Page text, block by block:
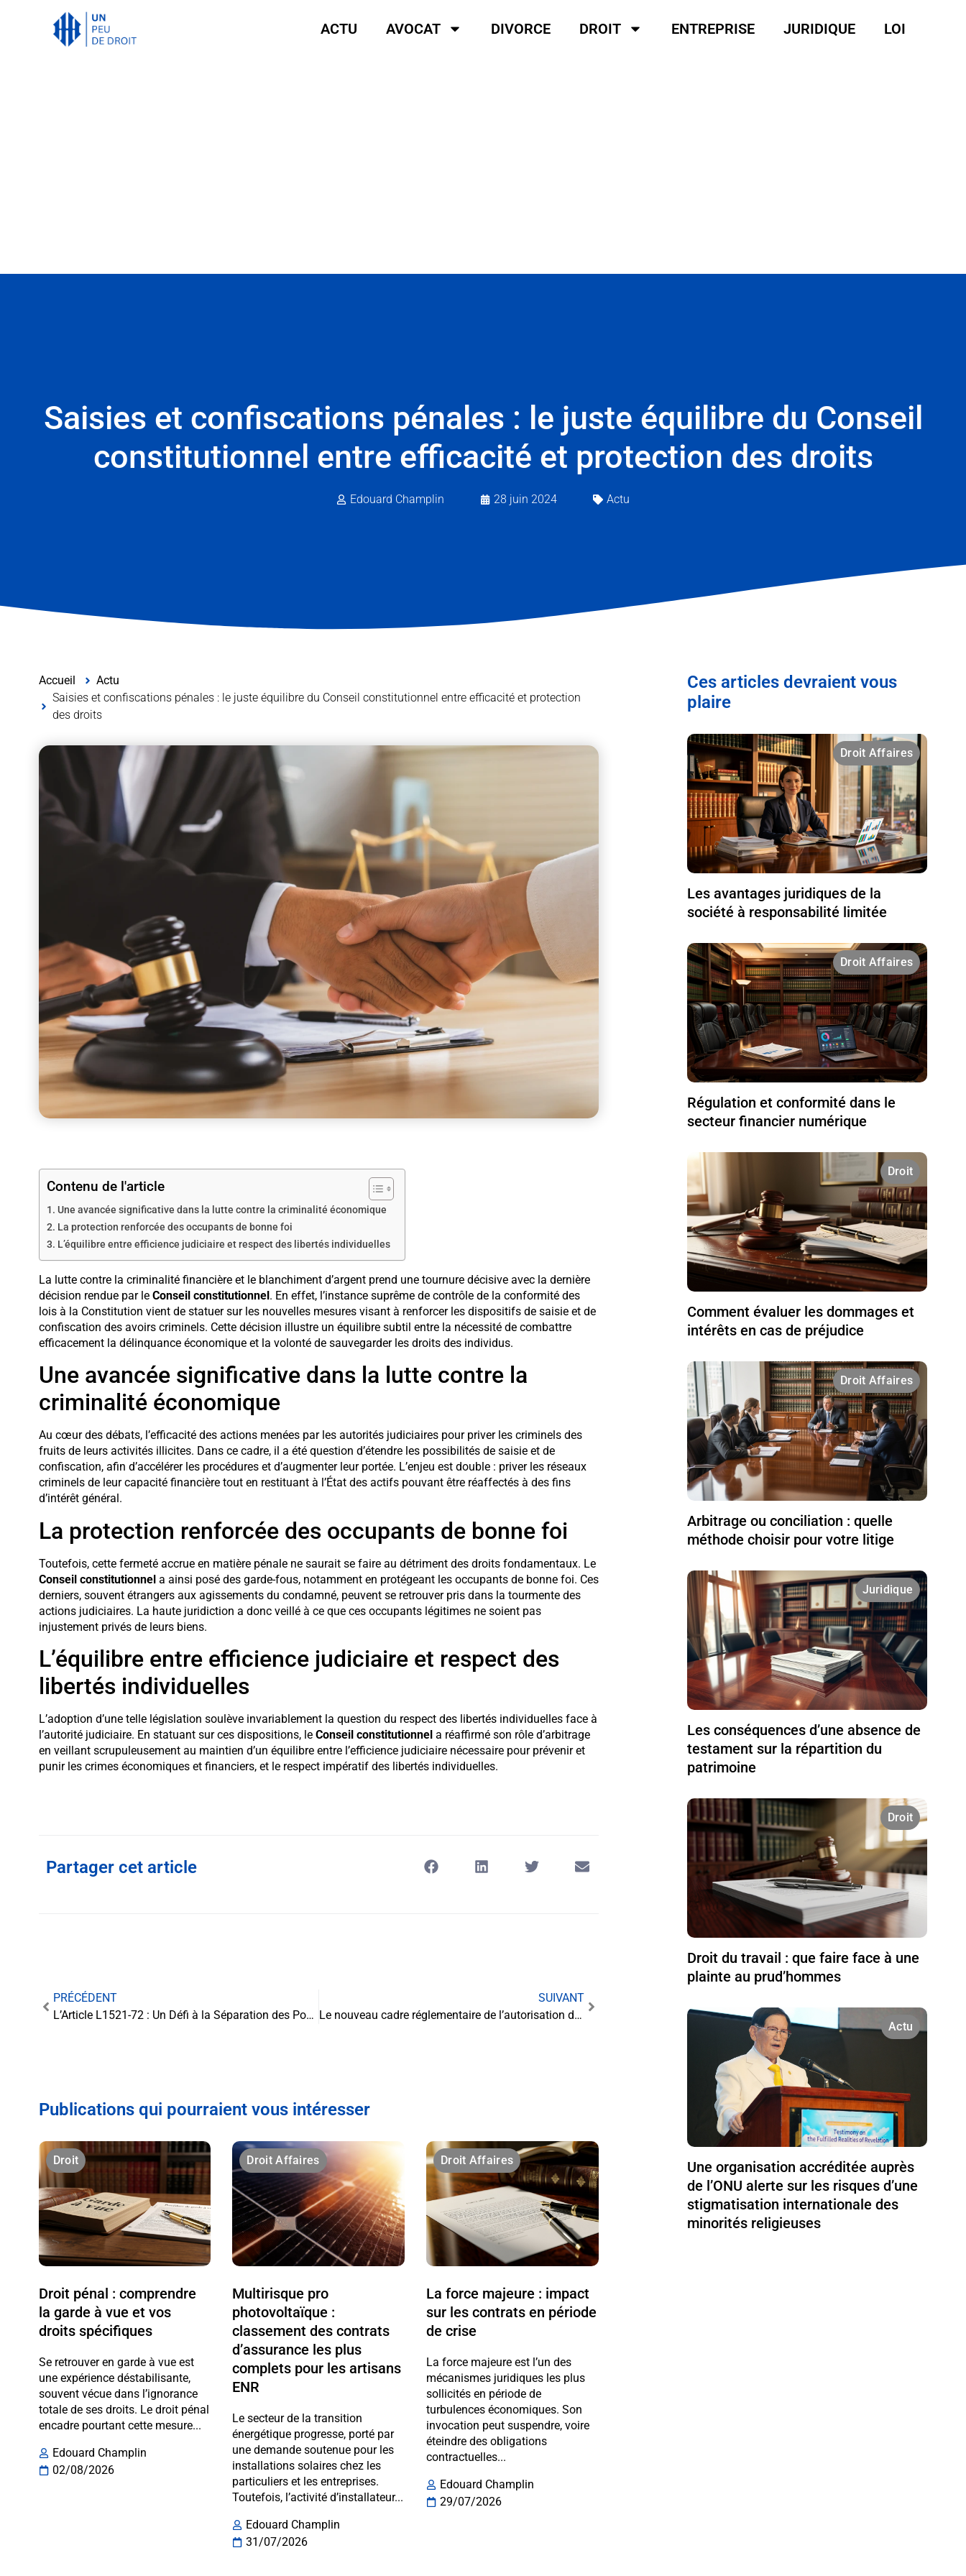
ACTU AVOCAT DIVORCE DROIT ENTREPRISE JURIDIQUE LOI
Saisies et confiscations pénales : le juste équilibre du Conseil
constitutionnel entre efficacité et protection des droits
Edouard Champlin 28 juin 2024 Actu
Accueil
Actu
Saisies et confiscations pénales : le juste équilibre du Conseil constitutionnel entre efficacité et protection
des droits
Contenu de l'article
Une avancée significative dans la lutte contre la criminalité économique
La protection renforcée des occupants de bonne foi
L’équilibre entre efficience judiciaire et respect des libertés individuelles
La lutte contre la criminalité financière et le blanchiment d’argent prend une tournure décisive avec la dernière
décision rendue par le Conseil constitutionnel. En effet, l’instance suprême de contrôle de la conformité des
lois à la Constitution vient de statuer sur les nouvelles mesures visant à renforcer les dispositifs de saisie et de
confiscation des avoirs criminels. Cette décision illustre un équilibre subtil entre la nécessité de combattre
efficacement la délinquance économique et la volonté de sauvegarder les droits des individus.
Une avancée significative dans la lutte contre la
criminalité économique
Au cœur des débats, l’efficacité des actions menées par les autorités judiciaires pour priver les criminels des
fruits de leurs activités illicites. Dans ce cadre, il a été question d’étendre les possibilités de saisie et de
confiscation, afin d’accélérer les procédures et d’augmenter leur portée. L’enjeu est double : priver les réseaux
criminels de leur capacité financière tout en restituant à l’État des actifs pouvant être réaffectés à des fins
d’intérêt général.
La protection renforcée des occupants de bonne foi
Toutefois, cette fermeté accrue en matière pénale ne saurait se faire au détriment des droits fondamentaux. Le
Conseil constitutionnela ainsi posé des garde-fous, notamment en protégeant les occupants de bonne foi. Ces
derniers, souvent étrangers aux agissements du condamné, peuvent se retrouver pris dans la tourmente des
actions judiciaires. La haute juridiction a donc veillé à ce que ces occupants légitimes ne soient pas
injustement privés de leurs biens.
L’équilibre entre efficience judiciaire et respect des
libertés individuelles
L’adoption d’une telle législation soulève invariablement la question du respect des libertés individuelles face à
l’autorité judiciaire. En statuant sur ces dispositions, le Conseil constitutionnela réaffirmé son rôle d’arbitrage
en veillant scrupuleusement au maintien d’un équilibre entre l’efficience judiciaire nécessaire pour prévenir et
punir les crimes économiques et financiers, et le respect impératif des libertés individuelles.
Partager cet article
PRÉCÉDENT
L’Article L1521-72 : Un Défi à la Séparation des Pouvoirs dans la Justice des Mineurs
SUIVANT
Le nouveau cadre réglementaire de l’autorisation des contrats de vente directe d’électricité
Publications qui pourraient vous intéresser
Droit
Droit pénal : comprendre
la garde à vue et vos
droits spécifiques
Se retrouver en garde à vue est
une expérience déstabilisante,
souvent vécue dans l’ignorance
totale de ses droits. Le droit pénal
encadre pourtant cette mesure...
Edouard Champlin
02/08/2026
Droit Affaires
Multirisque pro
photovoltaïque :
classement des contrats
d’assurance les plus
complets pour les artisans
ENR
Le secteur de la transition
énergétique progresse, porté par
une demande soutenue pour les
installations solaires chez les
particuliers et les entreprises.
Toutefois, l’activité d’installateur...
Edouard Champlin
31/07/2026
Droit Affaires
La force majeure : impact
sur les contrats en période
de crise
La force majeure est l’un des
mécanismes juridiques les plus
sollicités en période de
turbulences économiques. Son
invocation peut suspendre, voire
éteindre des obligations
contractuelles...
Edouard Champlin
29/07/2026
Ces articles devraient vous
plaire
Droit Affaires
Les avantages juridiques de la
société à responsabilité limitée
Droit Affaires
Régulation et conformité dans le
secteur financier numérique
Droit
Comment évaluer les dommages et
intérêts en cas de préjudice
Droit Affaires
Arbitrage ou conciliation : quelle
méthode choisir pour votre litige
Juridique
Les conséquences d’une absence de
testament sur la répartition du
patrimoine
Droit
Droit du travail : que faire face à une
plainte au prud’hommes
Actu
Une organisation accréditée auprès
de l’ONU alerte sur les risques d’une
stigmatisation internationale des
minorités religieuses